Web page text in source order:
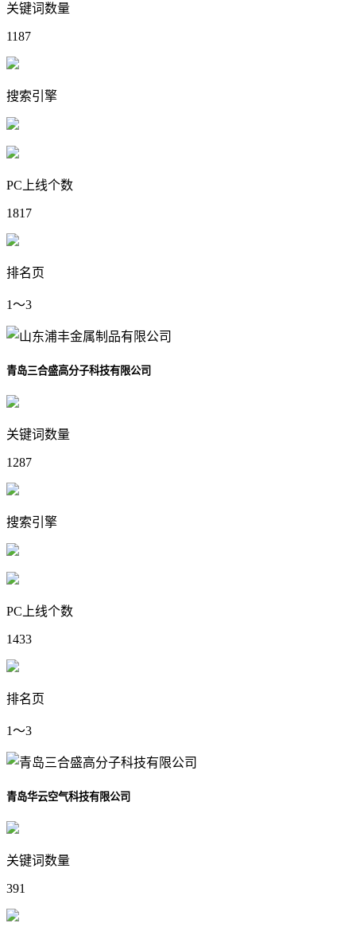
关键词数量
1187
搜索引擎
PC上线个数
1817
排名页
1～3
青岛三合盛高分子科技有限公司
关键词数量
1287
搜索引擎
PC上线个数
1433
排名页
1～3
青岛华云空气科技有限公司
关键词数量
391